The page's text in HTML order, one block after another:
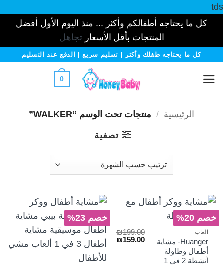
tds
كل ما يحتاجه أطفالكم وأكثر ... منذ اليوم الأول أفضل
المنتجات بأقل الأسعارتجاهل
تخطيكل ما يحتاجه طفلك وأكثر | تسليم سريع | الدفع عند التسليم
0
الرئيسية / منتجات تحت الوسم “WALKER”
تصفية
خصم 20%
العاب
Huanger- مشاية
أطفال وطاولة
أنشطة 2 في 1
₪199.00
السعر ₪159.00
السعر
الحالي
خصم 23%